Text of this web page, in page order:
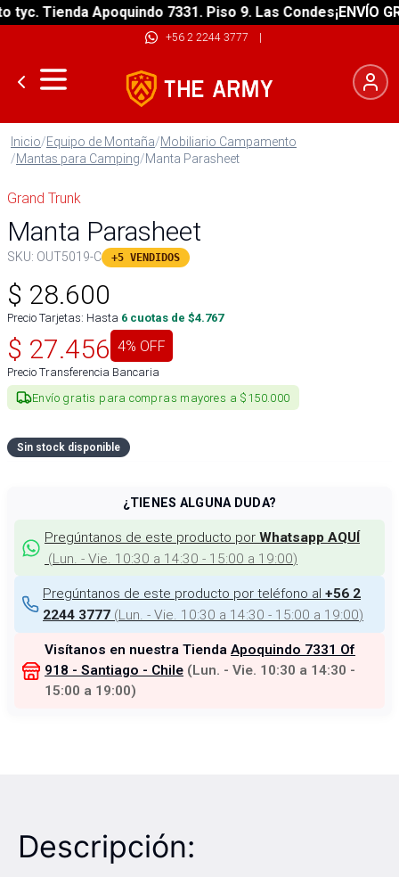
Tienda Apoquindo 7331. Piso 9. Las Condes¡ENVÍO
+56 2 2244 3777 |
Inicio/Equipo de Montaña/Mobiliario Campamento
/Mantas para Camping/Manta Parasheet
Grand Trunk
Manta Parasheet
SKU: OUT5019-C +5 VENDIDOS
$ 28.600
Precio Tarjetas: Hasta 6 cuotas de $4.767
$ 27.456 4% OFF
Precio Transferencia Bancaria
Envío gratis para compras mayores a $150.000
Sin stock disponible
¿TIENES ALGUNA DUDA?
Pregúntanos de este producto por Whatsapp AQUÍ
(Lun. - Vie. 10:30 a 14:30 - 15:00 a 19:00)
Pregúntanos de este producto por teléfono al +56 2
2244 3777 (Lun. - Vie. 10:30 a 14:30 - 15:00 a 19:00)
Visítanos en nuestra Tienda Apoquindo 7331 Of
918 - Santiago - Chile (Lun. - Vie. 10:30 a 14:30 -
15:00 a 19:00)
Descripción: